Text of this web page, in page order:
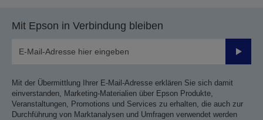
Mit Epson in Verbindung bleiben
Mit der Übermittlung Ihrer E-Mail-Adresse erklären Sie sich damit
einverstanden, Marketing-Materialien über Epson Produkte,
Veranstaltungen, Promotions und Services zu erhalten, die auch zur
Durchführung von Marktanalysen und Umfragen verwendet werden